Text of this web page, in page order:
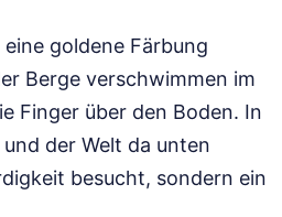
goldene Färbung
Berge verschwimmen im
Finger über den Boden. In
der Welt da unten
besucht, sondern ein